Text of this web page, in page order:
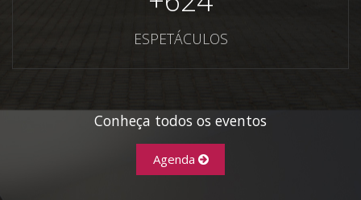
ESPETÁCULOS
Conheça todos os eventos
Agenda